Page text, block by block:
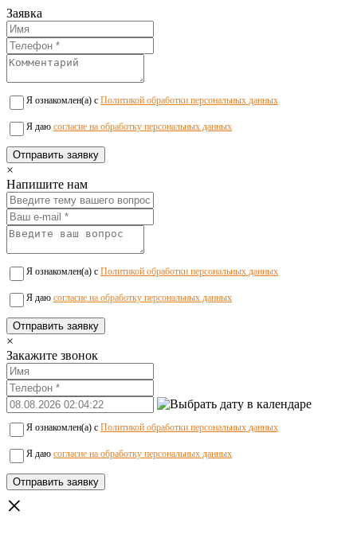
Заявка
Я ознакомлен(а) с Политикой обработки персональных данных
Я даю согласие на обработку персональных данных
×
Напишите нам
Я ознакомлен(а) с Политикой обработки персональных данных
Я даю согласие на обработку персональных данных
×
Закажите звонок
Я ознакомлен(а) с Политикой обработки персональных данных
Я даю согласие на обработку персональных данных
×